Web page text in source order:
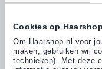
Cookies op
Om Haarshop.nl voor
maken, gebruiken wij
technieken). Met deze